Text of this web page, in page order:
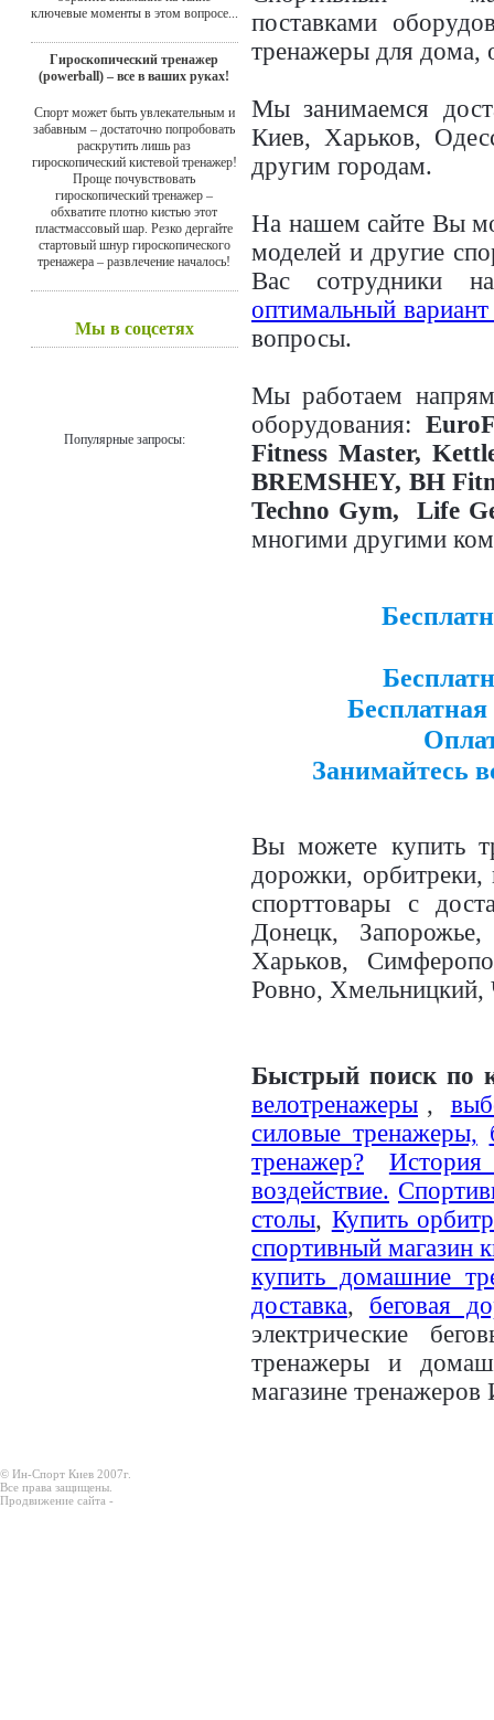
ключевые моменты в этом вопросе...
Гироскопический тренажер
(powerball) – все в ваших руках!
Спорт может быть увлекательным и
забавным – достаточно попробовать
раскрутить лишь раз
гироскопический кистевой тренажер!
Проще почувствовать
гироскопический тренажер –
обхватите плотно кистью этот
пластмассовый шар. Резко дергайте
стартовый шнур гироскопического
тренажера – развлечение началось!
Мы в соцсетях
Популярные запросы:
поставками
тренажеры для дома,
Мы занимаемся
Киев, Харьков,
другим городам.
На нашем сайте Вы
моделей и другие
Вас сотрудники
оптимальный
вопросы.
Мы работаем
оборудования:
Fitness Master,
BREMSHEY, BH
Techno Gym, Life
многими другими
Занимайтесь
Вы можете купить
дорожки, орбитреки,
спорттовары с
Донецк,
Харьков,
Ровно, Хмельницкий,
Быстрый поиск по
велотренажеры ,
силовые тренажеры,
тренажер?
воздействие.
столы, Купить
спортивный магазин
купить домашние
доставка, беговая
электрические
тренажеры и
магазине
© Ин-Спорт Киев 2007г.
Все права защищены.
Продвижение сайта -